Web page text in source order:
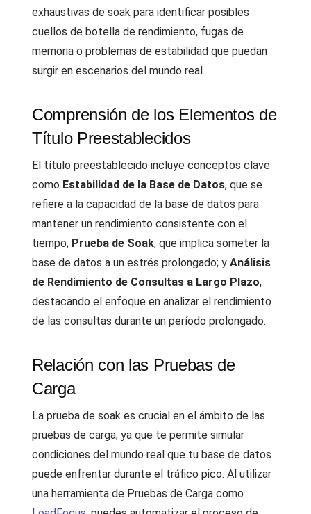
exhaustivas de soak para identificar posibles
cuellos de botella de rendimiento, fugas de
memoria o problemas de estabilidad que puedan
surgir en escenarios del mundo real.
Comprensión de los Elementos de
Título Preestablecidos
El título preestablecido incluye conceptos clave
como Estabilidad de la Base de Datos, que se
refiere a la capacidad de la base de datos para
mantener un rendimiento consistente con el
tiempo; Prueba de Soak, que implica someter la
base de datos a un estrés prolongado; y Análisis
de Rendimiento de Consultas a Largo Plazo,
destacando el enfoque en analizar el rendimiento
de las consultas durante un período prolongado.
Relación con las Pruebas de
Carga
La prueba de soak es crucial en el ámbito de las
pruebas de carga, ya que te permite simular
condiciones del mundo real que tu base de datos
puede enfrentar durante el tráfico pico. Al utilizar
una herramienta de Pruebas de Carga como